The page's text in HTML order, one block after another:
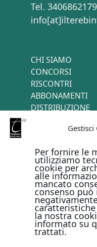
Gestisci
Per fornire le
utilizziamo
cookie per
alle
mancato
consenso
la nostra
informato su
trattati.
Tel. 3406862179
CHI SIAMO
CONCORSI
RISCONTRI
ABBONAMENTI
DISTRIBUZIONE
PAGAMENTI
Metodi di